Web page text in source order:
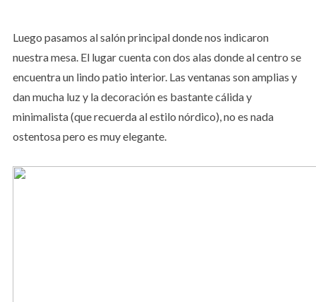
Luego pasamos al salón principal donde nos indicaron
nuestra mesa. El lugar cuenta con dos alas donde al centro se
encuentra un lindo patio interior. Las ventanas son amplias y
dan mucha luz y la decoración es bastante cálida y
minimalista (que recuerda al estilo nórdico), no es nada
ostentosa pero es muy elegante.